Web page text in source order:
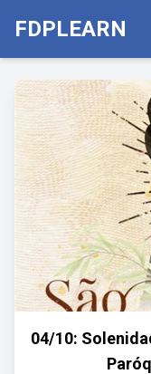
FDPLEARN
04/10: